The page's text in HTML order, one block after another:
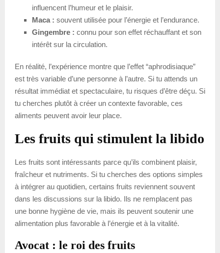
influencent l’humeur et le plaisir.
Maca : souvent utilisée pour l’énergie et l’endurance.
Gingembre : connu pour son effet réchauffant et son
intérêt sur la circulation.
En réalité, l’expérience montre que l’effet “aphrodisiaque”
est très variable d’une personne à l’autre. Si tu attends un
résultat immédiat et spectaculaire, tu risques d’être déçu. Si
tu cherches plutôt à créer un contexte favorable, ces
aliments peuvent avoir leur place.
Les fruits qui stimulent la libido
Les fruits sont intéressants parce qu’ils combinent plaisir,
fraîcheur et nutriments. Si tu cherches des options simples
à intégrer au quotidien, certains fruits reviennent souvent
dans les discussions sur la libido. Ils ne remplacent pas
une bonne hygiène de vie, mais ils peuvent soutenir une
alimentation plus favorable à l’énergie et à la vitalité.
Avocat : le roi des fruits